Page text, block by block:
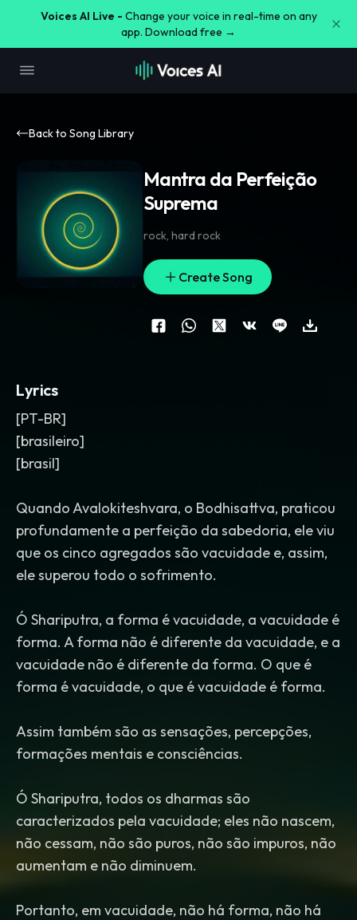
Voices AI Live - Change your voice in real-time on any
app. Download free →
Back to Song Library
Mantra da Perfeição
Suprema
rock, hard rock
Create Song
Lyrics
[PT-BR]
[brasileiro]
[brasil]
Quando Avalokiteshvara, o Bodhisattva, praticou
profundamente a perfeição da sabedoria, ele viu
que os cinco agregados são vacuidade e, assim,
ele superou todo o sofrimento.
Ó Shariputra, a forma é vacuidade, a vacuidade é
forma. A forma não é diferente da vacuidade, e a
vacuidade não é diferente da forma. O que é
forma é vacuidade, o que é vacuidade é forma.
Assim também são as sensações, percepções,
formações mentais e consciências.
Ó Shariputra, todos os dharmas são
caracterizados pela vacuidade; eles não nascem,
não cessam, não são puros, não são impuros, não
aumentam e não diminuem.
Portanto, em vacuidade, não há forma, não há